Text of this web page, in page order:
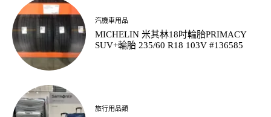
汽機車用品
MICHELIN 米其林18吋輪胎PRIMACY
SUV+輪胎 235/60 R18 103V #136585
旅行用品類